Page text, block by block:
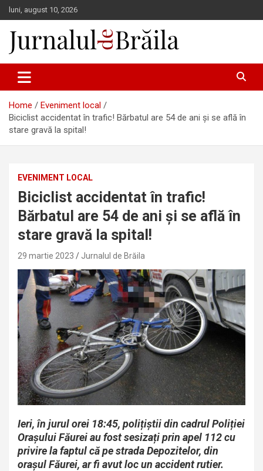
Skip
to
content
luni, august 10, 2026
Jurnalul de Brăila
Home
Eveniment local
Biciclist accidentat în trafic! Bărbatul are 54 de ani și se află în
stare gravă la spital!
EVENIMENT LOCAL
Biciclist accidentat în trafic!
Bărbatul are 54 de ani și se află în
stare gravă la spital!
29 martie 2023 Jurnalul de Brăila
Ieri, în jurul orei 18:45, polițiștii din cadrul Poliției
Orașului Făurei au fost sesizați prin apel 112 cu
privire la faptul că pe strada Depozitelor, din
orașul Făurei, ar fi avut loc un accident rutier.